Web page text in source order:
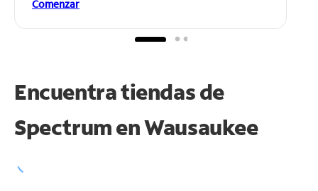
Comenzar
Encuentra tiendas de
Spectrum enWausaukee